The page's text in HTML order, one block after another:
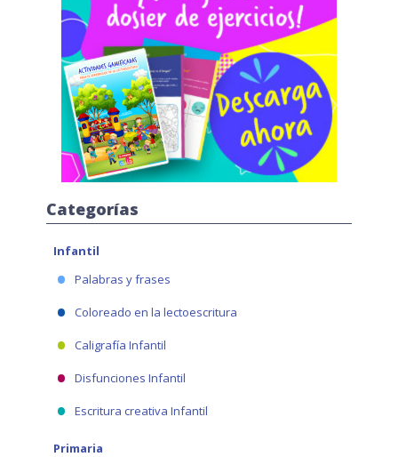
Categorías
Infantil
Palabras y frases
Coloreado en la lectoescritura
Caligrafía Infantil
Disfunciones Infantil
Escritura creativa Infantil
Primaria